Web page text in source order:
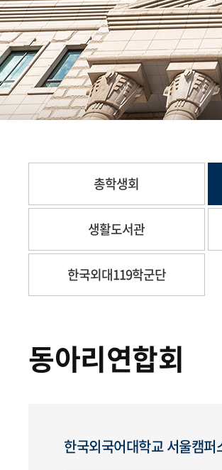
총학생회
생활도서관
한국외대119학군단
동아리연합회
한국외국어대학교 서울캠